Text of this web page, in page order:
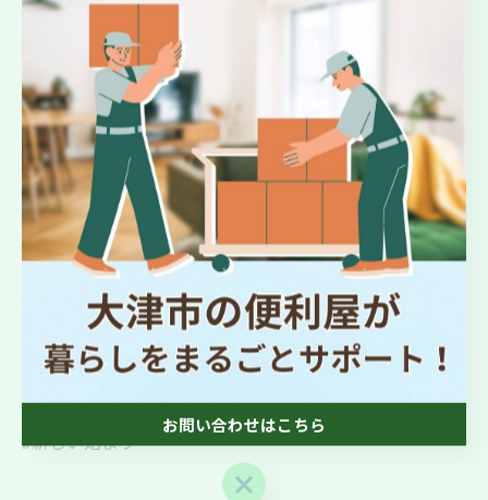
#仕上がり最高
#きれいにする
#お手伝い
#声かけてね
#いいことあるかも
#だらしなく見えない
#快適作業
#チームワーク
#プロフェッショナル
#やる気アップ
#作業着
#おしゃれ
#実用的
#新しい始まり
お問い合わせはこちら
お問い合わせはこちら